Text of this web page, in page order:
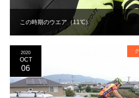
この時期のウエア（11℃）
2020
OCT
06